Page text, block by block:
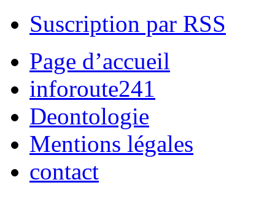
Suscription par RSS
Page d’accueil
inforoute241
Deontologie
Mentions légales
contact